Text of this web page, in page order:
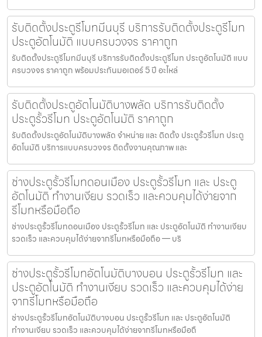
รับติดตั้งประตูรีโมทมีนบุรี บริการรับติดตั้งประตูรีโมท
ประตูอัตโนมัติ แบบครบวงจร ราคาถูก
รับติดตั้งประตูรีโมทมีนบุรี บริการรับติดตั้งประตูรีโมท ประตูอัตโนมัติ แบบ
ครบวงจร ราคาถูก พร้อมประกันมอเตอร์ 5 ปี อะไหล่
รับติดตั้งประตูอัตโนมัติบางพลัด บริการรับติดตั้ง
ประตูรั้วรีโมท ประตูอัตโนมัติ ราคาถูก
รับติดตั้งประตูอัตโนมัติบางพลัด จำหน่าย และ ติดตั้ง ประตูรั้วรีโมท ประตู
อัตโนมัติ บริการแบบครบวงจร ติดตั้งงานคุณภาพ และ
ช่างประตูรั้วรีโมทดอนเมือง ประตูรั้วรีโมท และ ประตู
อัตโนมัติ ทำงานเงียบ รวดเร็ว และควบคุมได้ง่ายจาก
รีโมทหรือมือถือ
ช่างประตูรั้วรีโมทดอนเมือง ประตูรั้วรีโมท และ ประตูอัตโนมัติ ทำงานเงียบ
รวดเร็ว และควบคุมได้ง่ายจากรีโมทหรือมือถือ — บริ
ช่างประตูรั้วรีโมทอัตโนมัติบางบอน ประตูรั้วรีโมท และ
ประตูอัตโนมัติ ทำงานเงียบ รวดเร็ว และควบคุมได้ง่าย
จากรีโมทหรือมือถือ
ช่างประตูรั้วรีโมทอัตโนมัติบางบอน ประตูรั้วรีโมท และ ประตูอัตโนมัติ
ทำงานเงียบ รวดเร็ว และควบคุมได้ง่ายจากรีโมทหรือมือถื